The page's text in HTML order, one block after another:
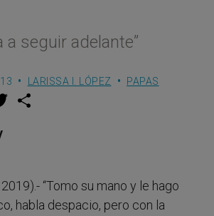
a seguir adelante”
LARISSA I. LÓPEZ PAPAS
w
“Tomo su mano y le hago
habla despacio, pero con la